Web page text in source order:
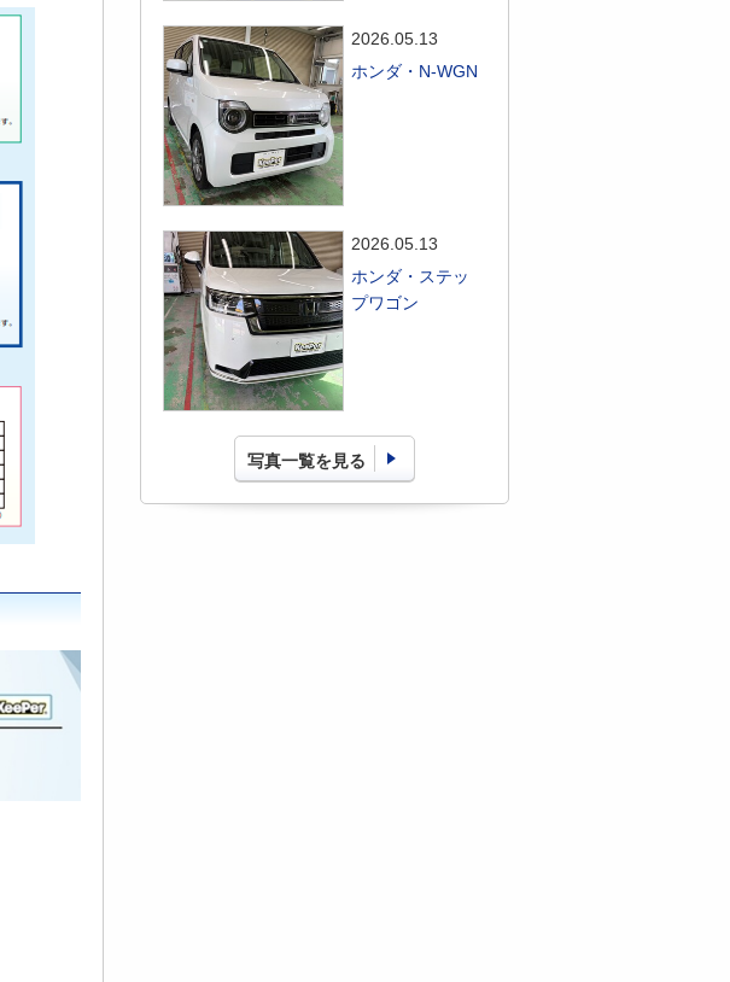
2026.05.13
ホンダ・N-WGN
2026.05.13
ホンダ・ステッ
プワゴン
写真一覧を見る